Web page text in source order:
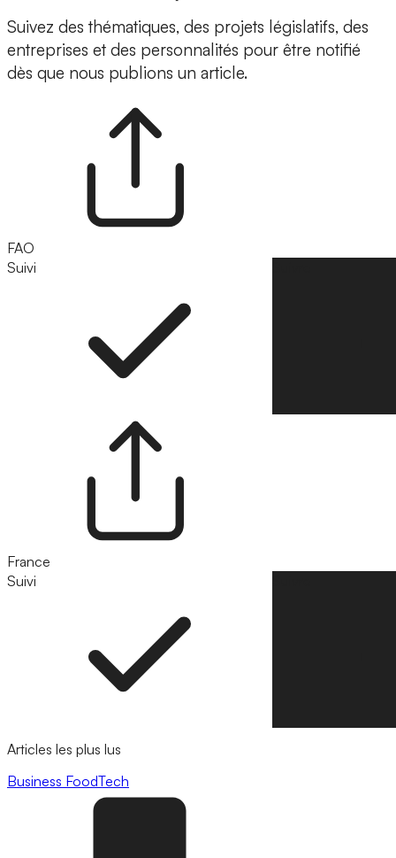
Suivez des thématiques, des projets législatifs, des
entreprises et des personnalités pour être notifié
dès que nous publions un article.
FAO
Suivi
France
Suivi
Articles les plus lus
Business FoodTech